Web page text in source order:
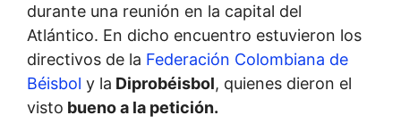
durante una reunión en la capital del
Atlántico. En dicho encuentro estuvieron los
directivos de la Federación Colombiana de
Béisbol y la Diprobéisbol, quienes dieron el
visto bueno a la petición.